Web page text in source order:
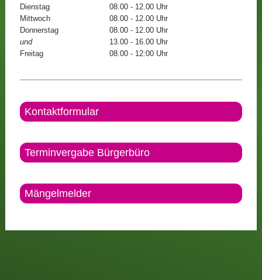
Dienstag
08.00 - 12.00 Uhr
Mittwoch
08.00 - 12.00 Uhr
Donnerstag
08.00 - 12.00 Uhr
und
13.00 - 16.00 Uhr
Freitag
08.00 - 12:00 Uhr
Kontaktformular
Terminvergabe Bürgerbüro
Mängelmelder